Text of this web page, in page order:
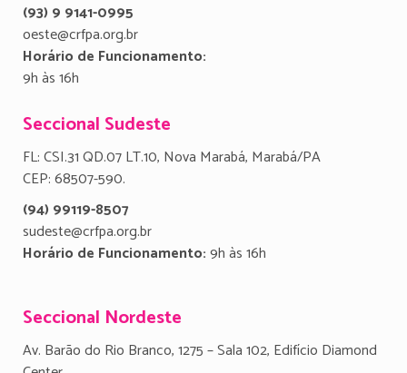
(93) 9 9141-0995
oeste@crfpa.org.br
Horário de Funcionamento:
9h às 16h
Seccional Sudeste
FL: CSI.31 QD.07 LT.10, Nova Marabá, Marabá/PA
CEP: 68507-590.
(94) 99119-8507
sudeste@crfpa.org.br
Horário de Funcionamento:9h às 16h
Seccional Nordeste
Av. Barão do Rio Branco, 1275 – Sala 102, Edifício Diamond